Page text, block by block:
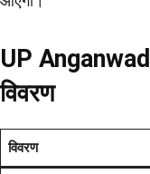
UP
विवरण
विवरण